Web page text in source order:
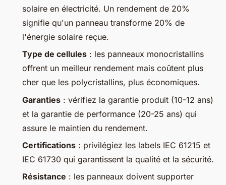
solaire en électricité. Un rendement de 20%
signifie qu'un panneau transforme 20% de
l'énergie solaire reçue.
Type de cellules : les panneaux monocristallins
offrent un meilleur rendement mais coûtent plus
cher que les polycristallins, plus économiques.
Garanties : vérifiez la garantie produit (10-12 ans)
et la garantie de performance (20-25 ans) qui
assure le maintien du rendement.
Certifications : privilégiez les labels IEC 61215 et
IEC 61730 qui garantissent la qualité et la sécurité.
Résistance : les panneaux doivent supporter